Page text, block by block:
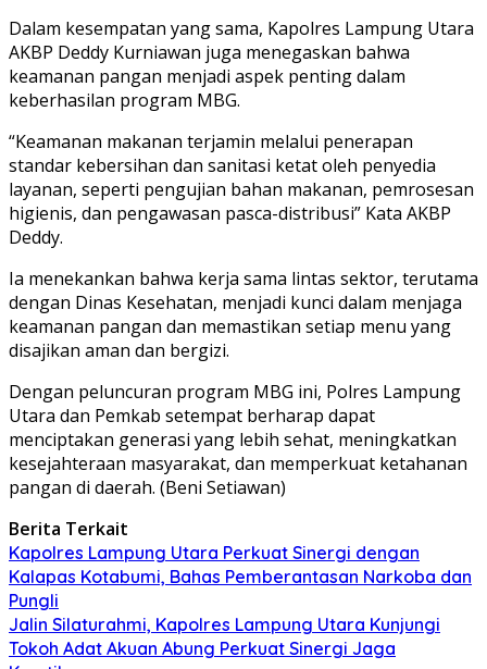
Dalam kesempatan yang sama, Kapolres Lampung Utara
AKBP Deddy Kurniawan juga menegaskan bahwa
keamanan pangan menjadi aspek penting dalam
keberhasilan program MBG.
“Keamanan makanan terjamin melalui penerapan
standar kebersihan dan sanitasi ketat oleh penyedia
layanan, seperti pengujian bahan makanan, pemrosesan
higienis, dan pengawasan pasca-distribusi” Kata AKBP
Deddy.
Ia menekankan bahwa kerja sama lintas sektor, terutama
dengan Dinas Kesehatan, menjadi kunci dalam menjaga
keamanan pangan dan memastikan setiap menu yang
disajikan aman dan bergizi.
Dengan peluncuran program MBG ini, Polres Lampung
Utara dan Pemkab setempat berharap dapat
menciptakan generasi yang lebih sehat, meningkatkan
kesejahteraan masyarakat, dan memperkuat ketahanan
pangan di daerah. (Beni Setiawan)
Berita Terkait
Kapolres Lampung Utara Perkuat Sinergi dengan
Kalapas Kotabumi, Bahas Pemberantasan Narkoba dan
Pungli
Jalin Silaturahmi, Kapolres Lampung Utara Kunjungi
Tokoh Adat Akuan Abung Perkuat Sinergi Jaga